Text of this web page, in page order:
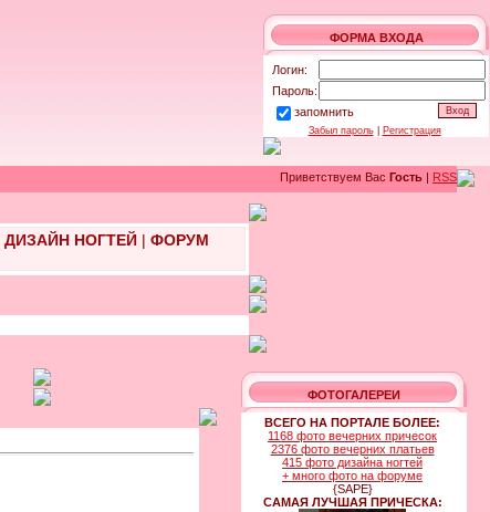
ФОРМА ВХОДА
Логин:
Пароль:
запомнить
Забыл пароль| Регистрация
Приветствуем Вас Гость | RSS
ДИЗАЙН НОГТЕЙ| ФОРУМ
ФОТОГАЛЕРЕИ
ВСЕГО НА ПОРТАЛЕ БОЛЕЕ:
1168 фото вечерних причесок
2376 фото вечерних платьев
415 фото дизайна ногтей
+ много фото на форуме
{SAPE}
САМАЯ ЛУЧШАЯ ПРИЧЕСКА: